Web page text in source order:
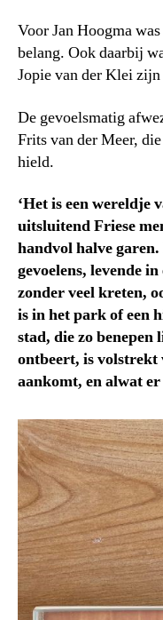
Voor Jan Hoogma
belang. Ook daarbij
Jopie van der Klei
De gevoelsmatig
Frits van der Meer,
hield.
‘Het is een wereldje
uitsluitend Friese
handvol halve
gevoelens, levende
zonder veel kreten,
is in het park of een
stad, die zo
ontbeert, is volstrekt
aankomt, en alwat er